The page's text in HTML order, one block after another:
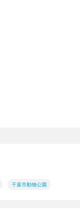
千葉市動物公園